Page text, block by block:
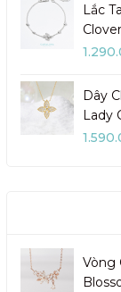
Lắc
Dây
Vòng